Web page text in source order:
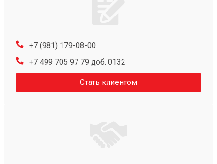
+7 (981) 179-08-00
+7 499 705 97 79 доб. 0132
Стать клиентом